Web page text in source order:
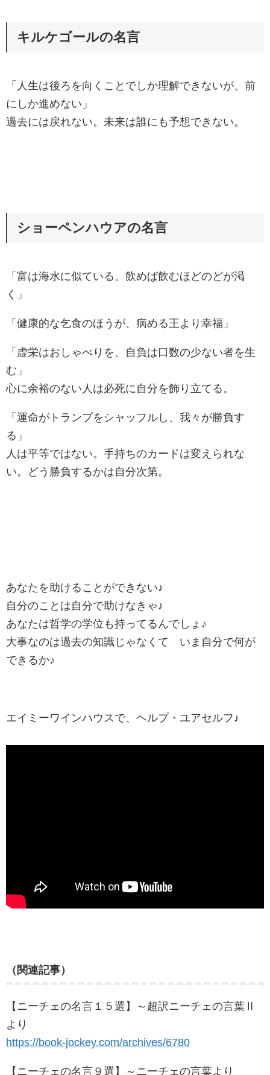
キルケゴールの名言
「人生は後ろを向くことでしか理解できないが、前
にしか進めない」
過去には戻れない。未来は誰にも予想できない。
ショーペンハウアの名言
「富は海水に似ている。飲めば飲むほどのどが渇
く」
「健康的な乞食のほうが、病める王より幸福」
「虚栄はおしゃべりを、自負は口数の少ない者を生
む」
心に余裕のない人は必死に自分を飾り立てる。
「運命がトランプをシャッフルし、我々が勝負す
る」
人は平等ではない。手持ちのカードは変えられな
い。どう勝負するかは自分次第。
あなたを助けることができない♪
自分のことは自分で助けなきゃ♪
あなたは哲学の学位も持ってるんでしょ♪
大事なのは過去の知識じゃなくて いま自分で何が
できるか♪
エイミーワインハウスで、ヘルプ・ユアセルフ♪
（関連記事）
【ニーチェの名言１５選】～超訳ニーチェの言葉Ⅱ
より
https://book-jockey.com/archives/6780
【ニーチェの名言９選】～ニーチェの言葉より